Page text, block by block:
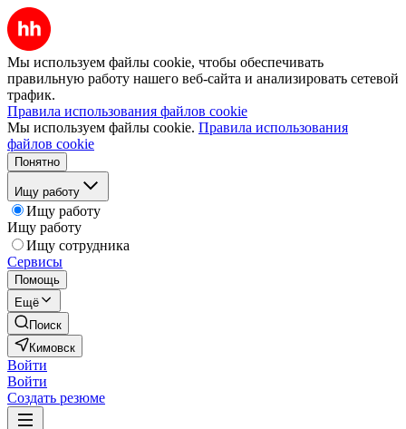
Мы используем файлы cookie, чтобы обеспечивать
правильную работу нашего веб-сайта и анализировать сетевой
трафик.
Правила использования файлов cookie
Мы используем файлы cookie. Правила использования
файлов cookie
Понятно
Ищу работу
Ищу работу
Ищу работу
Ищу сотрудника
Сервисы
Помощь
Ещё
Поиск
Кимовск
Войти
Войти
Создать резюме